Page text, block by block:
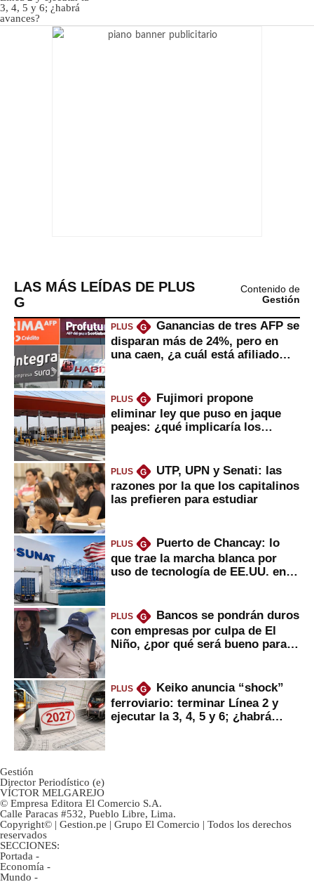
LAS MÁS LEÍDAS DE PLUS
G
Contenido de
Gestión
PLUS G
Ganancias de tres AFP se
disparan más de 24%, pero en
una caen, ¿a cuál está afiliado
PLUS G
Fujimori propone
eliminar ley que puso en jaque
peajes: ¿qué implicaría los
PLUS G
UTP, UPN y Senati: las
razones por la que los capitalinos
las prefieren para estudiar
PLUS G
Puerto de Chancay: lo
que trae la marcha blanca por
uso de tecnología de EE.UU. en
PLUS G
Bancos se pondrán duros
con empresas por culpa de El
Niño, ¿por qué será bueno para
PLUS G
Keiko anuncia “shock”
ferroviario: terminar Línea 2 y
ejecutar la 3, 4, 5 y 6; ¿habrá
Gestión
Director Periodístico (e)
VÍCTOR MELGAREJO
© Empresa Editora El Comercio S.A.
Calle Paracas #532, Pueblo Libre, Lima.
Copyright© | Gestion.pe | Grupo El Comercio | Todos los derechos
reservados
SECCIONES:
Portada -
Economía -
Mundo -